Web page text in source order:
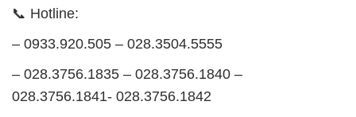
📞 Hotline:
– 0933.920.505 – 028.3504.5555
– 028.3756.1835 – 028.3756.1840 –
028.3756.1841- 028.3756.1842